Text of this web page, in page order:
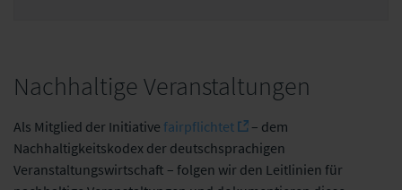
Nachhaltige Veranstaltungen
Als Mitglied der Initiative fairpflichtet
– dem
Nachhaltigkeitskodex der deutschsprachigen
Veranstaltungswirtschaft – folgen wir den Leitlinien für